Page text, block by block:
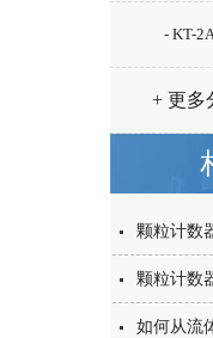
- KT-
+ 更多
颗粒计数
如何从流